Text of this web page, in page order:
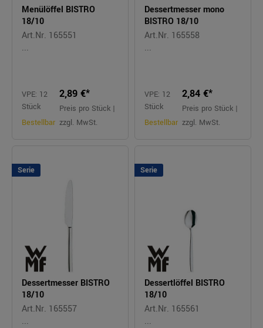
Menülöffel BISTRO
18/10
Art.Nr. 165551
...
VPE: 12
Stück
Bestellbar
2,89 €*
Preis pro Stück |
zzgl. MwSt.
Dessertmesser mono
BISTRO 18/10
Art.Nr. 165558
...
VPE: 12
Stück
Bestellbar
2,84 €*
Preis pro Stück |
zzgl. MwSt.
Serie
Dessertmesser BISTRO
18/10
Art.Nr. 165557
...
Serie
Dessertlöffel BISTRO
18/10
Art.Nr. 165561
...